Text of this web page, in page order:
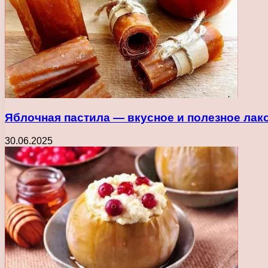
Яблочная пастила — вкусное и полезное
30.06.2025